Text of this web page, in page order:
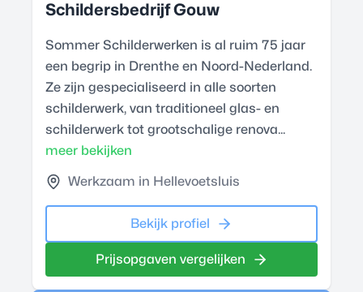
Schildersbedrijf Gouw
Sommer Schilderwerken is al ruim 75 jaar
een begrip in Drenthe en Noord-Nederland.
Ze zijn gespecialiseerd in alle soorten
schilderwerk, van traditioneel glas- en
schilderwerk tot grootschalige renova...
meer bekijken
Werkzaam in Hellevoetsluis
Bekijk profiel
Prijsopgaven vergelijken